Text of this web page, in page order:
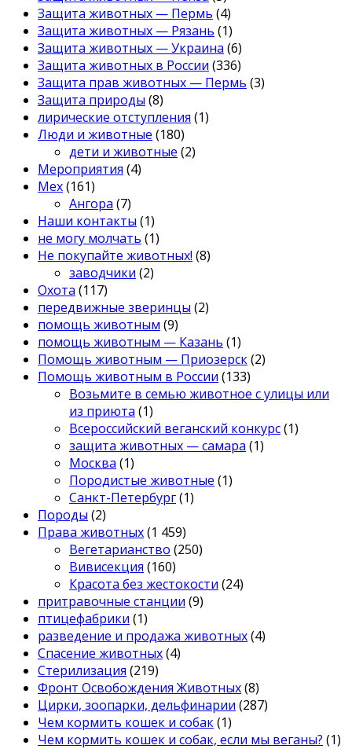
Защита животных — Пермь (4)
Защита животных — Рязань (1)
Защита животных — Украина (6)
Защита животных в России (336)
Защита прав животных — Пермь (3)
Защита природы (8)
лирические отступления (1)
Люди и животные (180)
дети и животные (2)
Мероприятия (4)
Мех(161)
Ангора (7)
Наши контакты (1)
не могу молчать (1)
Не покупайте животных! (8)
заводчики (2)
Охота (117)
передвижные зверинцы (2)
помощь животным (9)
помощь животным — Казань (1)
Помощь животным — Приозерск(2)
Помощь животным в России (133)
Возьмите в семью животное с улицы или
из приюта (1)
Всероссийский веганский конкурс(1)
защита животных — самара (1)
Москва (1)
Породистые животные (1)
Санкт-Петербург(1)
Породы (2)
Права животных(1 459)
Вегетарианство (250)
Вивисекция (160)
Красота без жестокости (24)
притравочные станции (9)
птицефабрики (1)
разведение и продажа животных(4)
Спасение животных(4)
Стерилизация (219)
Фронт Освобождения Животных(8)
Цирки, зоопарки, дельфинарии (287)
Чем кормить кошек и собак(1)
Чем кормить кошек и собак, если мы веганы? (1)